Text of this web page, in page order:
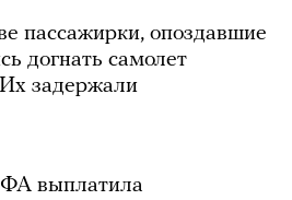
пассажирки, опоздавшие
догнать самолет
задержали
выплатила